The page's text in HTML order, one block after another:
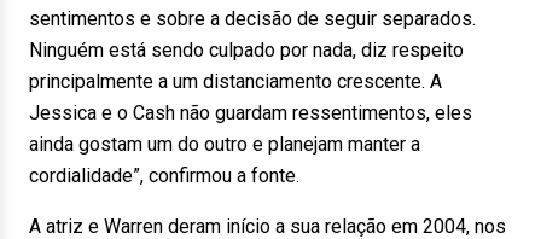
sentimentos e sobre a decisão de seguir separados.
Ninguém está sendo culpado por nada, diz respeito
principalmente a um distanciamento crescente. A
Jessica e o Cash não guardam ressentimentos, eles
ainda gostam um do outro e planejam manter a
cordialidade”, confirmou a fonte.
A atriz e Warren deram início a sua relação em 2004, nos